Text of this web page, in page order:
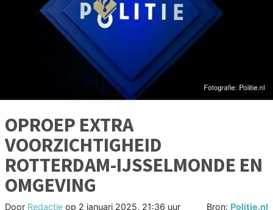
OPROEP EXTRA
VOORZICHTIGHEID
ROTTERDAM-IJSSELMONDE EN
OMGEVING
Door Redactie op 2 januari 2025, 21:36 uur Bron: Politie.nl